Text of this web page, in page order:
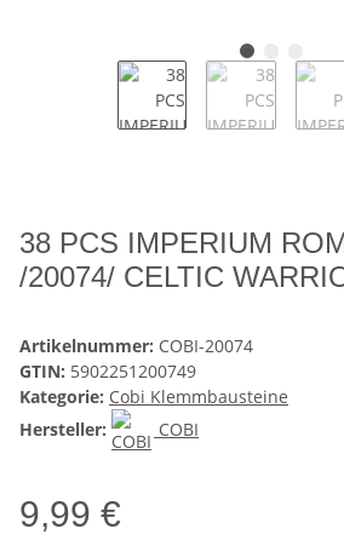
38 PCS IMPERIUM
/20074/ CELTIC
Artikelnummer: COBI-20074
GTIN: 5902251200749
Kategorie: Cobi Klemmbausteine
Hersteller:
COBI
9,99 €